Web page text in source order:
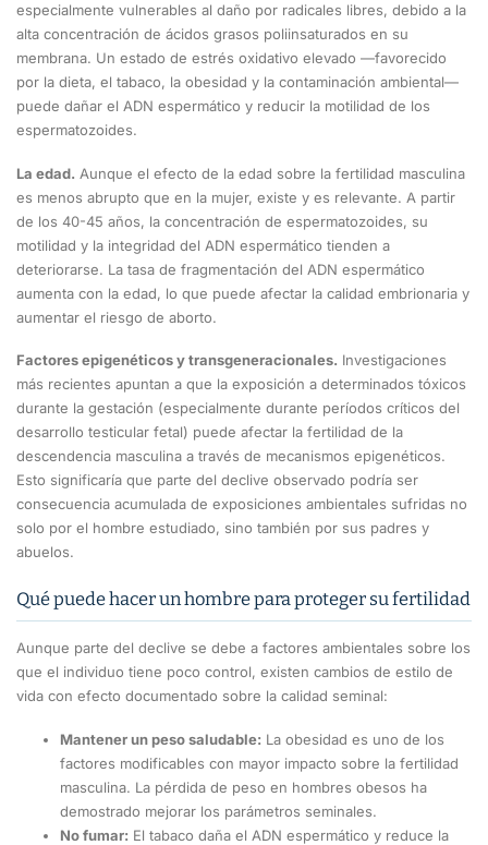
especialmente vulnerables al daño por radicales libres, debido a la
alta concentración de ácidos grasos poliinsaturados en su
membrana. Un estado de estrés oxidativo elevado —favorecido
por la dieta, el tabaco, la obesidad y la contaminación ambiental—
puede dañar el ADN espermático y reducir la motilidad de los
espermatozoides.
La edad. Aunque el efecto de la edad sobre la fertilidad masculina
es menos abrupto que en la mujer, existe y es relevante. A partir
de los 40-45 años, la concentración de espermatozoides, su
motilidad y la integridad del ADN espermático tienden a
deteriorarse. La tasa de fragmentación del ADN espermático
aumenta con la edad, lo que puede afectar la calidad embrionaria y
aumentar el riesgo de aborto.
Factores epigenéticos y transgeneracionales. Investigaciones
más recientes apuntan a que la exposición a determinados tóxicos
durante la gestación (especialmente durante períodos críticos del
desarrollo testicular fetal) puede afectar la fertilidad de la
descendencia masculina a través de mecanismos epigenéticos.
Esto significaría que parte del declive observado podría ser
consecuencia acumulada de exposiciones ambientales sufridas no
solo por el hombre estudiado, sino también por sus padres y
abuelos.
Qué puede hacer un hombre para proteger su fertilidad
Aunque parte del declive se debe a factores ambientales sobre los
que el individuo tiene poco control, existen cambios de estilo de
vida con efecto documentado sobre la calidad seminal:
Mantener un peso saludable: La obesidad es uno de los
factores modificables con mayor impacto sobre la fertilidad
masculina. La pérdida de peso en hombres obesos ha
demostrado mejorar los parámetros seminales.
No fumar: El tabaco daña el ADN espermático y reduce la